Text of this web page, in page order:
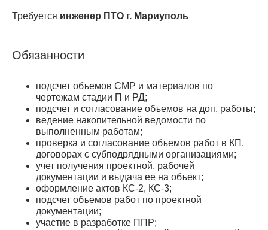
Требуется инженер ПТО г. Мариуполь
Обязaнноcти
подсчет объемов СМР и материалов по
чертежам стадии П и РД;
подсчет и согласование объемов на доп. работы;
ведение накопительной ведомости по
выполненным работам;
проверка и согласование объемов работ в КП,
договорах с субподрядными организациями;
учет получения проектной, рабочей
документации и выдача ее на объект;
оформление актов КС-2, КС-3;
подсчет объемов работ по проектной
документации;
участие в разработке ППР;